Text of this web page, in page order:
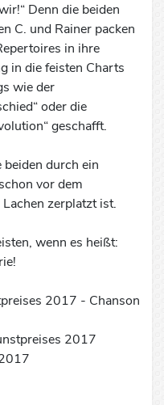
Denn die beiden
C. und Rainer packen
in ihre
in die feisten Charts
wie der
oder die
geschafft.
durch ein
vor dem
zerplatzt ist.
wenn es heißt:
2017 - Chanson
2017